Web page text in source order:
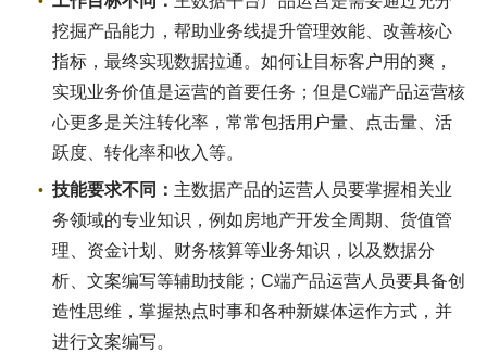
挖掘产品能力，帮助业务线提升管理效能、改善核心
指标，最终实现数据拉通。如何让目标客户用的爽，
实现业务价值是运营的首要任务；但是C端产品运营核
心更多是关注转化率，常常包括用户量、点击量、活
跃度、转化率和收入等。
技能要求不同： 主数据产品的运营人员要掌握相关业
务领域的专业知识，例如房地产开发全周期、货值管
理、资金计划、财务核算等业务知识，以及数据分
析、文案编写等辅助技能；C端产品运营人员要具备创
造性思维，掌握热点时事和各种新媒体运作方式，并
进行文案编写。